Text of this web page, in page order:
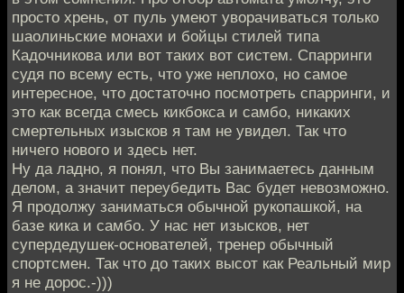
просто хрень, от пуль умеют уворачиваться только
шаолиньские монахи и бойцы стилей типа
Кадочникова или вот таких вот систем. Спарринги
судя по всему есть, что уже неплохо, но самое
интересное, что достаточно посмотреть спарринги, и
это как всегда смесь кикбокса и самбо, никаких
смертельных изысков я там не увидел. Так что
ничего нового и здесь нет.
Ну да ладно, я понял, что Вы занимаетесь данным
делом, а значит переубедить Вас будет невозможно.
Я продолжу заниматься обычной рукопашкой, на
базе кика и самбо. У нас нет изысков, нет
супердедушек-основателей, тренер обычный
спортсмен. Так что до таких высот как Реальный мир
я не дорос.-)))